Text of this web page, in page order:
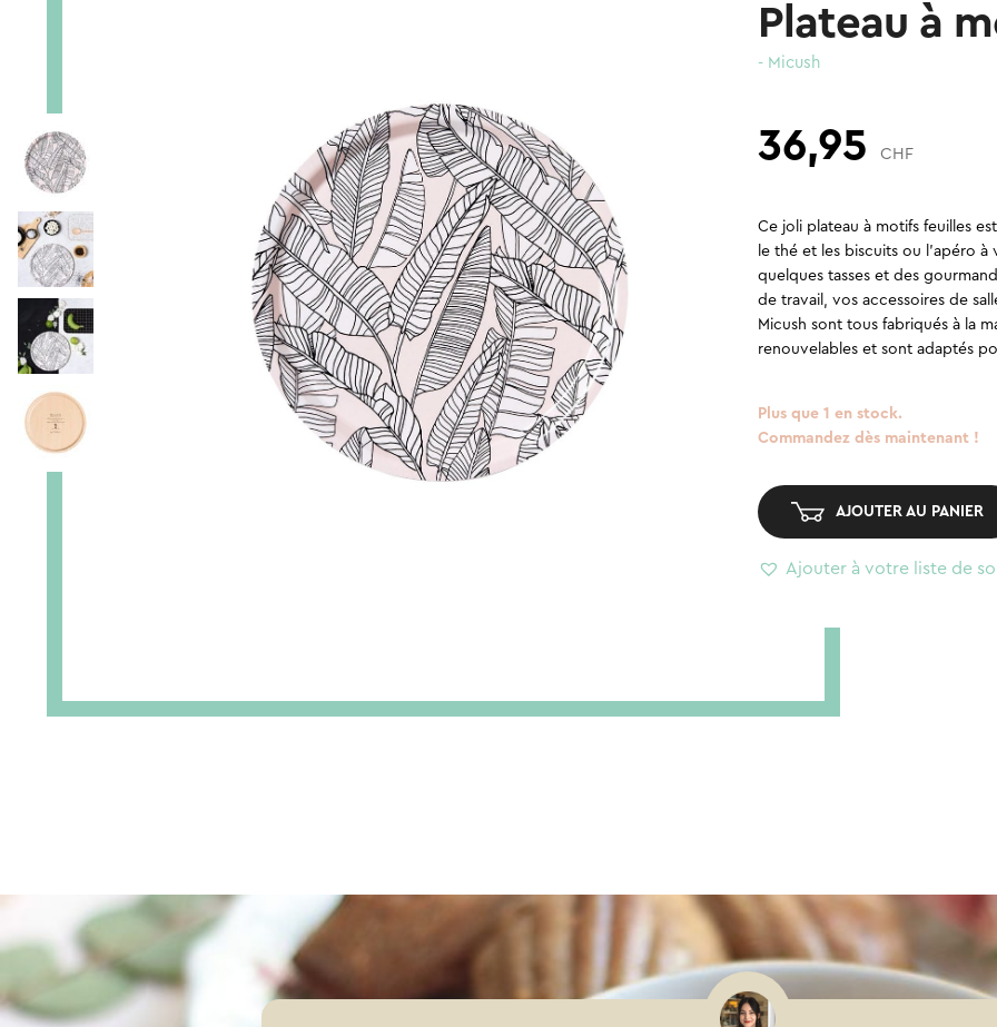
Plateau à
- Micush
36,95CHF
Ce joli plateau à motifs feuilles
le thé et les biscuits ou l’apéro
quelques tasses et des
de travail, vos accessoires de
Micush sont tous fabriqués à la
renouvelables et sont adaptés
Plus que 1 en stock.
Commandez dès maintenant !
AJOUTER AU PANIER
Ajouter à votre liste de